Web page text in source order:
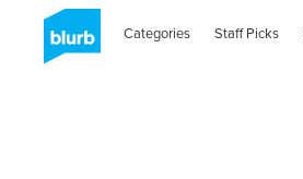
Categories Staff Picks